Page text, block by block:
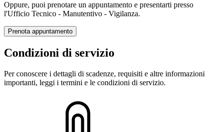
Oppure, puoi prenotare un appuntamento e presentarti presso
l'Ufficio Tecnico - Manutentivo - Vigilanza.
Prenota appuntamento
Condizioni di servizio
Per conoscere i dettagli di scadenze, requisiti e altre informazioni
importanti, leggi i termini e le condizioni di servizio.